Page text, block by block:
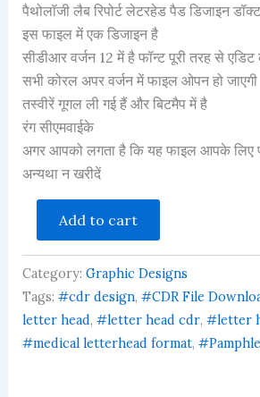
पैथोलॉजी लैब रिपोर्ट लेटरहेड पैड डिजाइन
इस फाइल में एक डिजाइन है
सीडीआर वर्जन 12 में है फॉन्ट पूरी तरह से एडिट
सभी कोरल अपर वर्जन में फाइल ओपन हो जाएगी
तस्वीरें गूगल ली गई हैं और बिटमैप में है
रंग सीएमवाईके
अगर आपको लगता है कि यह फाइल आपके लिए
अन्यथा न खरीदें
report
letterhead
quantity
Add to cart
Category: Graphic Designs
Tags: #cdr design, #CDR File
letter head, #letter head cdr, #letter
#medical letterhead format,